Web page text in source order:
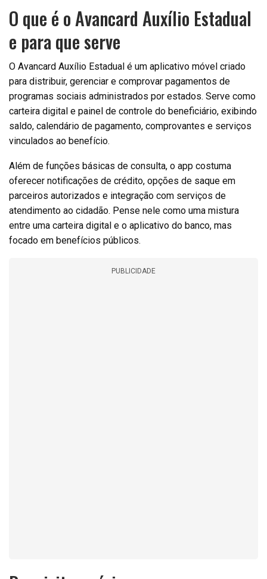
O que é o Avancard Auxílio Estadual
e para que serve
O Avancard Auxílio Estadual é um aplicativo móvel criado
para distribuir, gerenciar e comprovar pagamentos de
programas sociais administrados por estados. Serve como
carteira digital e painel de controle do beneficiário, exibindo
saldo, calendário de pagamento, comprovantes e serviços
vinculados ao benefício.
Além de funções básicas de consulta, o app costuma
oferecer notificações de crédito, opções de saque em
parceiros autorizados e integração com serviços de
atendimento ao cidadão. Pense nele como uma mistura
entre uma carteira digital e o aplicativo do banco, mas
focado em benefícios públicos.
PUBLICIDADE